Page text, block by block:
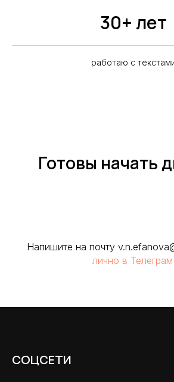
30+ лет
работаю с
Готовы начать
Напишите на почту
лично в Телеграм!
СОЦСЕТИ